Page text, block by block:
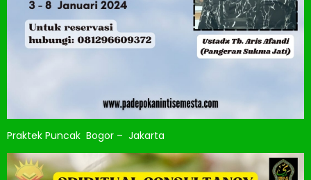
Praktek Puncak Bogor – Jakarta